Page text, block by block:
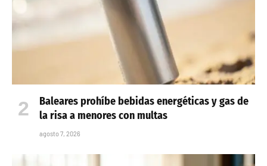
Baleares prohíbe bebidas energéticas y gas de
la risa a menores con multas
agosto 7, 2026